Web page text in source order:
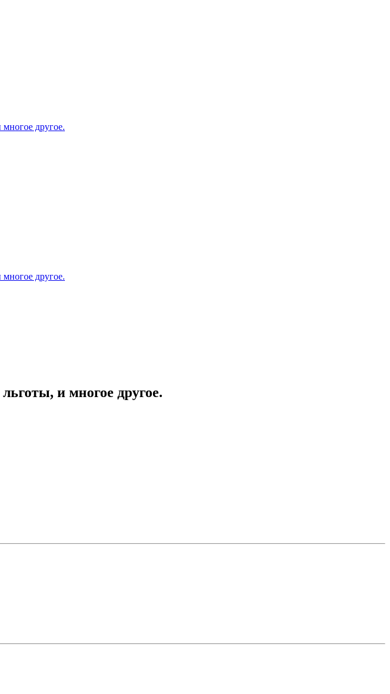
многое другое.
многое другое.
и многое другое.